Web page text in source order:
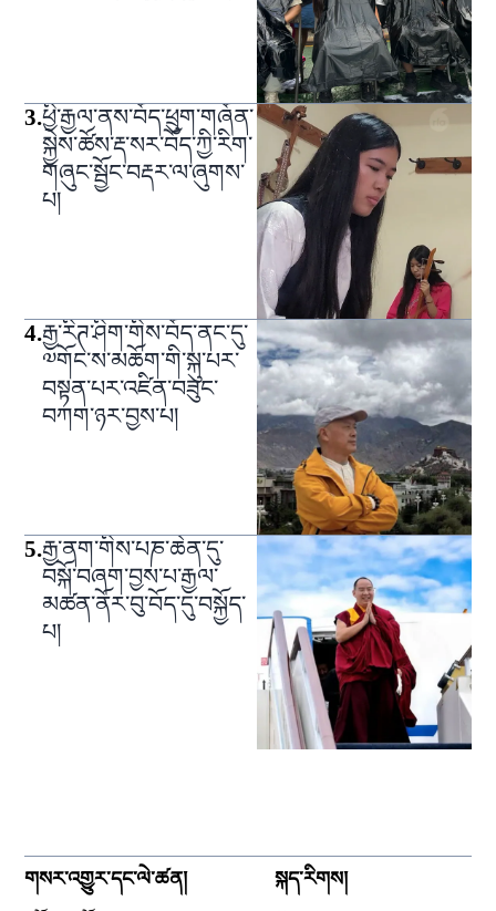
3.ཕྱི་རྒྱལ་ནས་བོད་ཕྲུག་གཞོན་
སྐྱེས་ཚོས་རྡ་སར་བོད་ཀྱི་རིག་
གཞུང་སྦྱོང་བརྡར་ལ་ཞུགས་
པ།
4.རྒྱ་རིཊ་ཤིག་གིས་བོད་ནང་དུ་
༧གོང་ས་མཆོག་གི་སྐུ་པར་
བསྟན་པར་འཛིན་བཟུང་
བཀག་ཉར་བྱས་པ།
5.རྒྱ་ནག་གིས་པཎ་ཆེན་དུ་
བསྐོ་བཞག་བྱས་པ་རྒྱལ་
མཚན་ནོར་བུ་བོད་དུ་བསྐྱོད་
པ།
གསར་འགྱུར་དང་ལེ་ཚན། སྐད་རིགས།